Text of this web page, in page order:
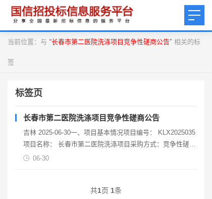
当前位置：与 “长春市第二医院洗涤项目竞争性磋商公告” 相关的标
签
标签页
长春市第二医院洗涤项目竞争性磋商公告
吉林 2025-06-30一、项目基本情况项目编号： KLX2025035
项目名称： 长春市第二医院洗涤项目采购方式：竞争性磋商
预算金额 （ 最高限价 ）：
06-30
共1页 1条